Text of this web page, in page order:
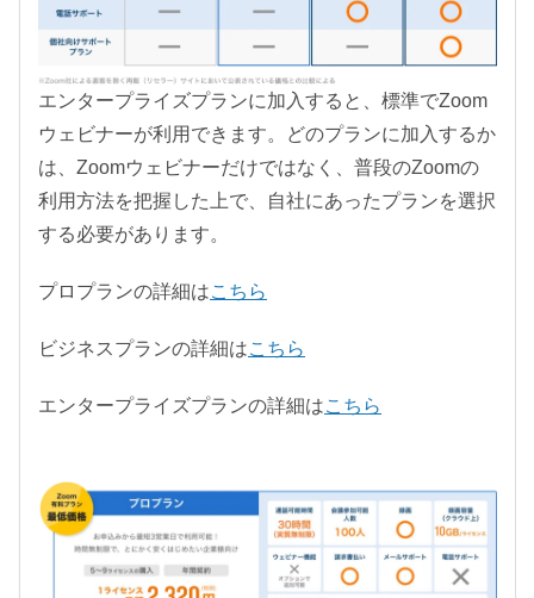
エンタープライズプランに加入すると、標準でZoom
ウェビナーが利用できます。どのプランに加入するか
は、Zoomウェビナーだけではなく、普段のZoomの
利用方法を把握した上で、自社にあったプランを選択
する必要があります。
プロプランの詳細はこちら
ビジネスプランの詳細はこちら
エンタープライズプランの詳細はこちら